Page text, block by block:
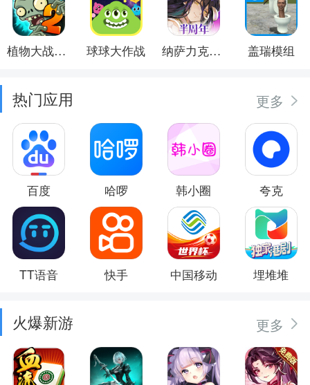
植物大战僵尸2 球球大作战 纳萨力克之王 盖瑞模组
热门应用 更多
百度 哈啰 韩小圈 夸克
TT语音 快手 中国移动 埋堆堆
火爆新游 更多